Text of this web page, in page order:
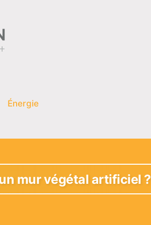
Énergie
mur végétal artificiel ?